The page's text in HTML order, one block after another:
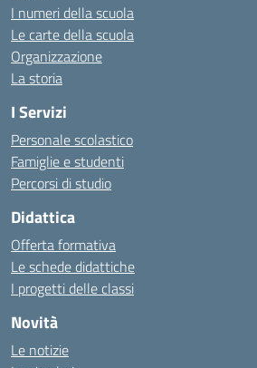
I numeri della scuola
Le carte della scuola
Organizzazione
La storia
I Servizi
Personale scolastico
Famiglie e studenti
Percorsi di studio
Didattica
Offerta formativa
Le schede didattiche
I progetti delle classi
Novità
Le notizie